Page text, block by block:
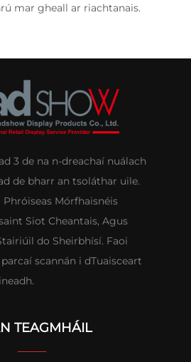
mar gheall ar riachtanais.
3 de na n-dreachaí nuálach
de bharr an tsoláthar uile.
Mórfhaisnéis
Siot Cheantais, Agus
do Sheirbhísí. Faoi
scannán i dTuaisceart
TEAGMHÁIL